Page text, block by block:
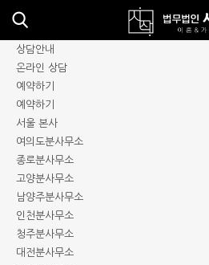
메뉴바로가기
본문바로가기
상담안내
온라인 상담
예약하기
예약하기
서울 본사
여의도분사무소
종로분사무소
고양분사무소
남양주분사무소
인천분사무소
청주분사무소
대전분사무소